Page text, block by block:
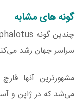
گونه های مشابه
سراسر جهان رشد
مشهورترین آنها
می‌شد که در ژاپن و